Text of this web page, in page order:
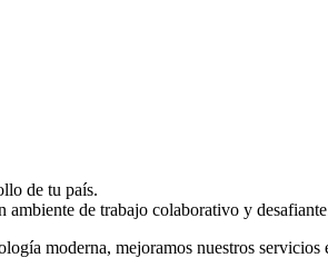
de tu país.
ambiente de trabajo colaborativo y
moderna, mejoramos nuestros